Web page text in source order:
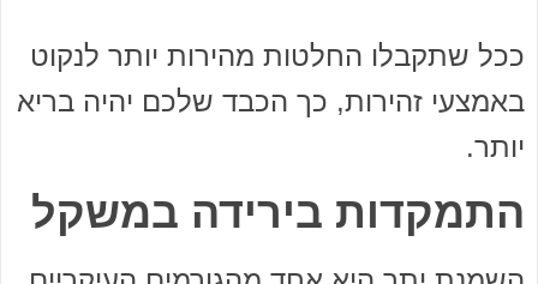
ככל שתקבלו החלטות מהירות יותר לנקוט
באמצעי זהירות, כך הכבד שלכם יהיה בריא
יותר.
התמקדות בירידה במשקל